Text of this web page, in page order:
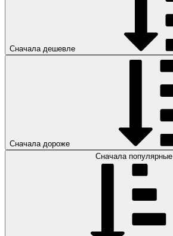
Сначала дешевле
Сначала дороже
Сначала популярные